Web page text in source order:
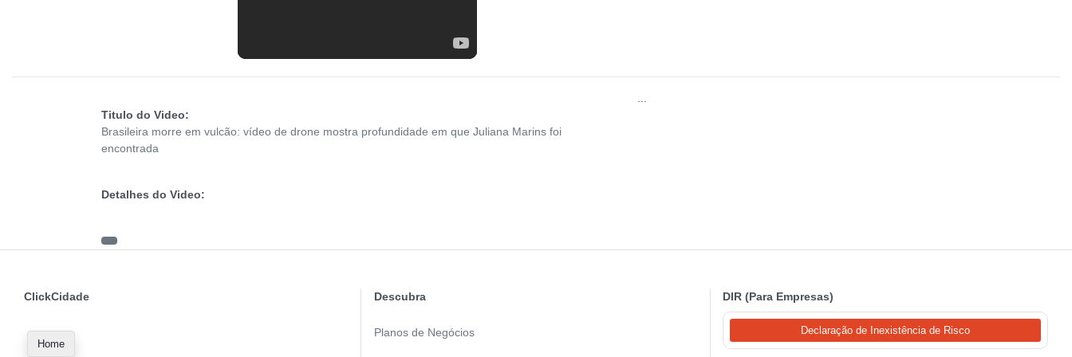
Titulo do Video:
Brasileira morre em vulcão: vídeo de drone mostra profundidade em que Juliana Marins foi
encontrada
Detalhes do Video:
ClickCidade
Home
Descubra
Planos de Negócios
DIR (Para Empresas)
Declaração de Inexistência de Risco